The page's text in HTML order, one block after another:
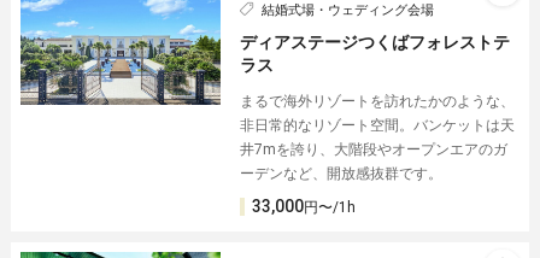
結婚式場・ウェディング会場
ディアステージつくばフォレストテ
ラス
まるで海外リゾートを訪れたかのような、
非日常的なリゾート空間。バンケットは天
井7mを誇り、大階段やオープンエアのガ
ーデンなど、開放感抜群です。
33,000円〜/1h